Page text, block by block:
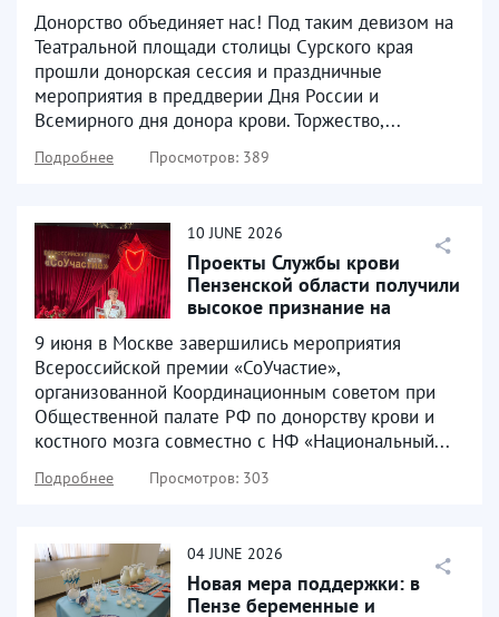
Донорство объединяет нас! Под таким девизом на
Театральной площади столицы Сурского края
прошли донорская сессия и праздничные
мероприятия в преддверии Дня России и
Всемирного дня донора крови. Торжество,...
Подробнее Просмотров: 389
10 JUNE 2026
Проекты Службы крови
Пензенской области получили
высокое признание на
9 июня в Москве завершились мероприятия
Всероссийской премии «СоУчастие»,
организованной Координационным советом при
Общественной палате РФ по донорству крови и
костного мозга совместно с НФ «Национальный...
Подробнее Просмотров: 303
04 JUNE 2026
Новая мера поддержки: в
Пензе беременные и